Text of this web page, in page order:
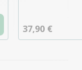
37,90 €